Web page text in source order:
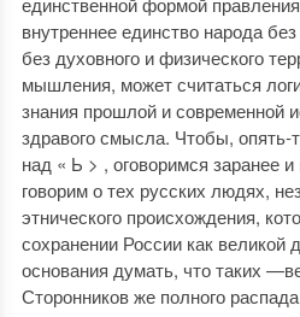
внутреннее единство народа
без духовного и физического
мышления, может считаться
знания прошлой и современной
здравого смысла. Чтобы, опять-
над « Ь > , оговоримся заранее
говорим о тех русских людях,
этнического происхождения,
сохранении России как великой
основания думать, что таких
Сторонников же полного